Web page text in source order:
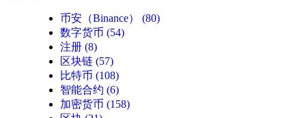
币安（Binance）
(80)
数字货币 (54)
注册 (8)
区块链 (57)
比特币 (108)
智能合约 (6)
加密货币 (158)